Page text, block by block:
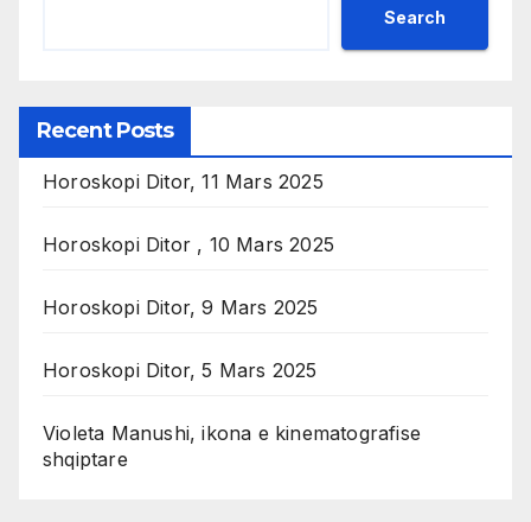
Search
Recent Posts
Horoskopi Ditor, 11 Mars 2025
Horoskopi Ditor , 10 Mars 2025
Horoskopi Ditor, 9 Mars 2025
Horoskopi Ditor, 5 Mars 2025
Violeta Manushi, ikona e kinematografise
shqiptare